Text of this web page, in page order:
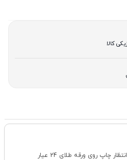
کالا
چاپ روی ورقه طلای 24 عیار